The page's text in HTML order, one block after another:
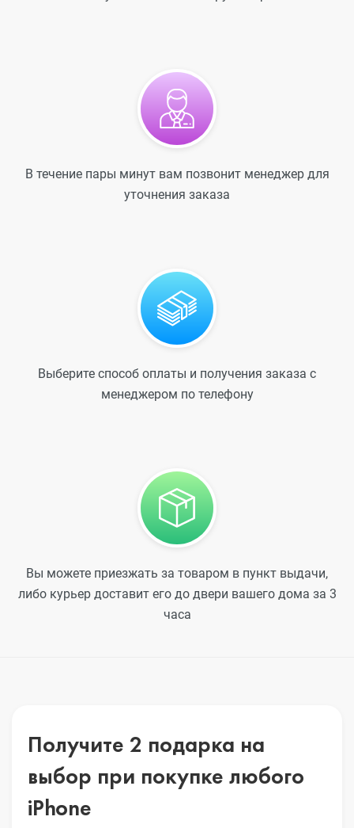
В течение пары минут вам позвонит менеджер для
уточнения заказа
Выберите способ оплаты и получения заказа с
менеджером по телефону
Вы можете приезжать за товаром в пункт выдачи,
либо курьер доставит его до двери вашего дома за 3
часа
Получите 2 подарка на
выбор при покупке любого
iPhone